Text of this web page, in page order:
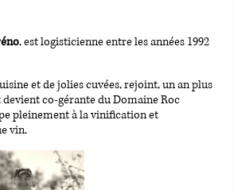
, est logisticienne entre les années 1992
et de jolies cuvées, rejoint, un an plus
devient co-gérante du Domaine Roc
pleinement à la vinification et
vin.